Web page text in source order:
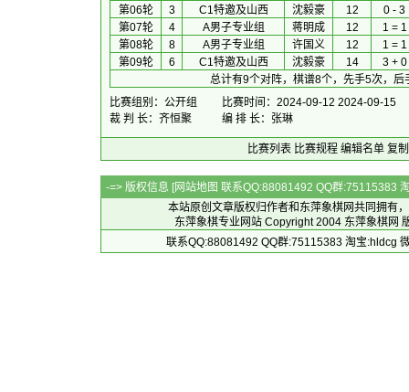
第06轮
3 C1特邀及山西 沈毅豪 12
0 - 3
第07轮
4 A男子专业组 蒋明成 12
1 = 1
第08轮
8 A男子专业组 许国义 12
1 = 1
第09轮
6 C1特邀及山西 沈毅豪 14
3 + 0
总计有9个对阵，棋谱8个，先手5次，
比赛组别：公开组
比赛时间：2024-09-12 2024-09-15
裁 判 长：齐恒聚
编 排 长：张琳
比赛列表 比赛规程 编辑名单 复
-=> 版权信息 [网站地图 联系QQ:88081492 QQ群:75115383
本站原创文章版权归作者和 东萍象棋网共同拥有
东萍象棋专业网站 Copyright 2004 东萍象棋网
联系QQ:88081492 QQ群:75115383 淘宝:hldcg